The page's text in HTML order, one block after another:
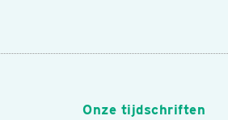
Onze tijdschriften